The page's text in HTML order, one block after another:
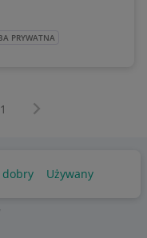
PRYWATNA
1 Następna strona
dobry Używany